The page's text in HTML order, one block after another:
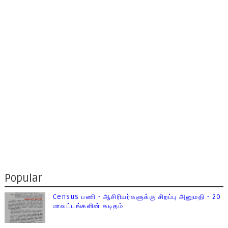
Popular
Census பணி - ஆசிரியர்களுக்கு சிறப்பு அனுமதி - 20
மாவட்டங்களின் கடிதம்